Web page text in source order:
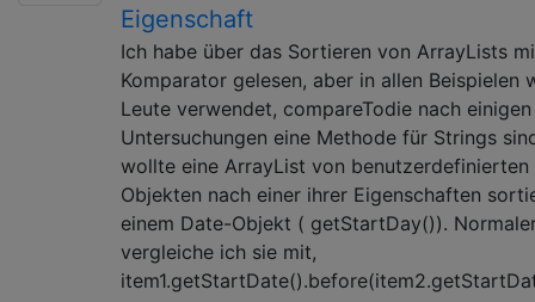
Eigenschaft
Ich habe über das Sortieren von ArrayLists
Komparator gelesen, aber in allen Beispielen
Leute verwendet, compareTodie nach einigen
Untersuchungen eine Methode für Strings
wollte eine ArrayList von benutzerdefinierten
Objekten nach einer ihrer Eigenschaften
einem Date-Objekt ( getStartDay()).
vergleiche ich sie mit,